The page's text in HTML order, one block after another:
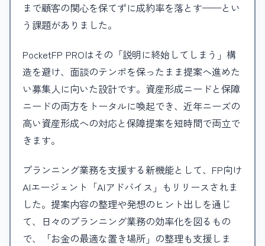
まで顧客の関心を保てずに成約率を落とす——とい
う課題がありました。
PocketFP PROはその「説明に終始してしまう」構
造を避け、面談のテンポを保ったまま提案へ進めた
い募集人に向いた設計です。資産形成ニードと保障
ニードの両方をトータルに喚起でき、近年ニーズの
高い資産形成への対応と保障提案を短時間で両立で
きます。
プランニング業務を支援する新機能として、FP向け
AIエージェント「AIアドバイス」もリリースされま
した。提案内容の整理や発想のヒント出しを通じ
て、日々のプランニング業務の効率化を図るもの
で、「お金の最適な置き場所」の整理も支援しま